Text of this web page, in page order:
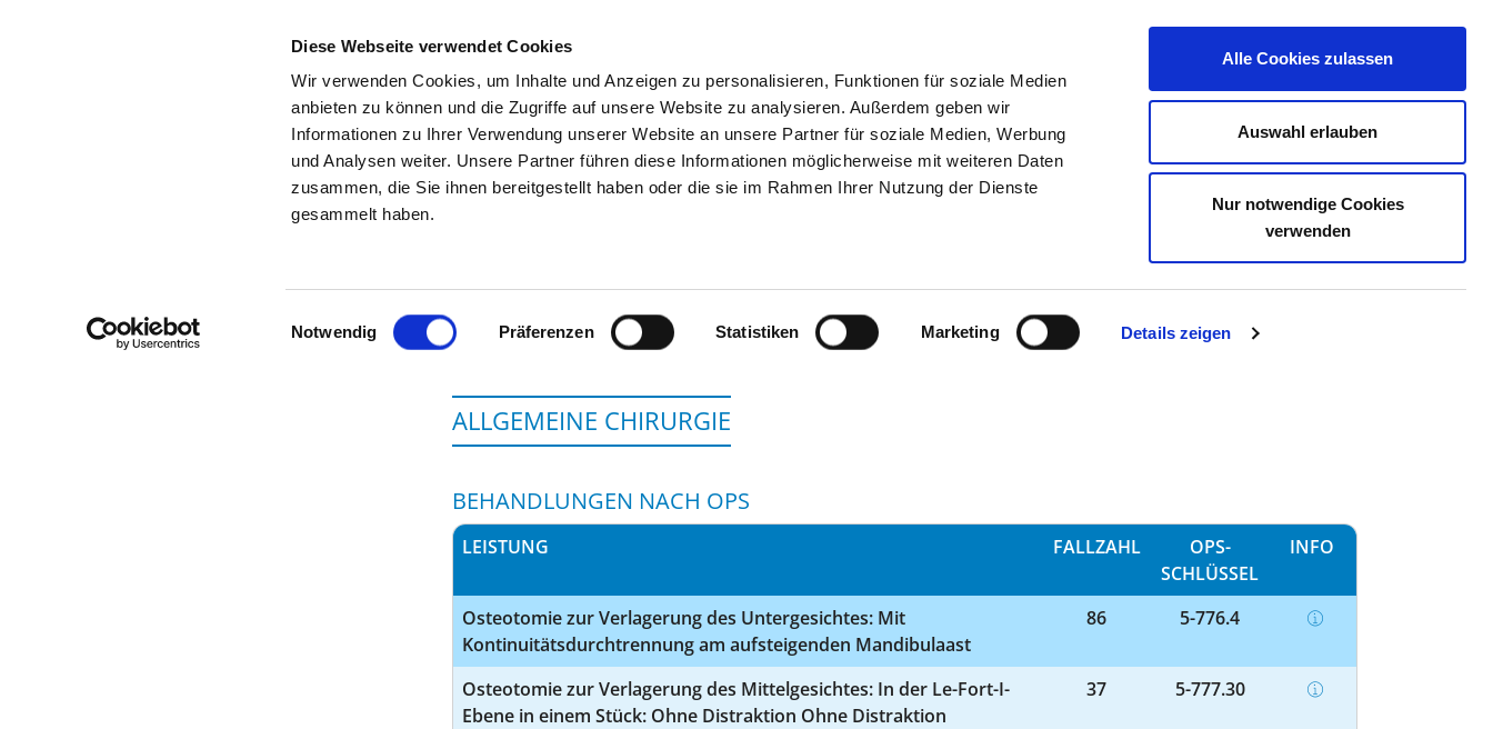
Diese Webseite verwendet Cookies
Wir verwenden Cookies, um Inhalte und Anzeigen zu personalisieren, Funktionen für soziale Medien
anbieten zu können und die Zugriffe auf unsere Website zu analysieren. Außerdem geben wir
Informationen zu Ihrer Verwendung unserer Website an unsere Partner für soziale Medien, Werbung
und Analysen weiter. Unsere Partner führen diese Informationen möglicherweise mit weiteren Daten
zusammen, die Sie ihnen bereitgestellt haben oder die sie im Rahmen Ihrer Nutzung der Dienste
gesammelt haben.
Einwilligungsauswahl
Notwendig Präferenzen Statistiken Marketing Details zeigen
Alle Cookies zulassen
Auswahl erlauben
Nur notwendige Cookies
verwenden
SUCHEN TIPPS & HILFE DAS DKV STELLENBÖRSE KONTAKT IHRE MEINUNG
Startseite der Fachabteilung
ALLGEMEINE CHIRURGIE
BEHANDLUNGEN NACH OPS
LEISTUNG FALLZAHL
OPS-
SCHLÜSSEL
INFO
Osteotomie zur Verlagerung des Untergesichtes: Mit
Kontinuitätsdurchtrennung am aufsteigenden Mandibulaast
86 5-776.4
Osteotomie zur Verlagerung des Mittelgesichtes: In der Le-Fort-I-
Ebene in einem Stück: Ohne Distraktion Ohne Distraktion
37 5-777.30